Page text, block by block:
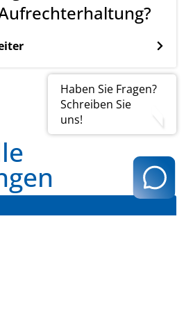
Haben Sie Fragen?
Schreiben Sie
uns!